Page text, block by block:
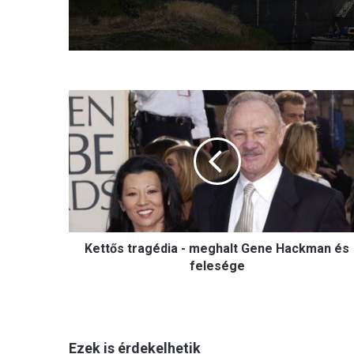
K
e
t
t
ő
s
r
a
m
Kettős tragédia - meghalt Gene Hackman és
felesége
Ezek is érdekelhetik